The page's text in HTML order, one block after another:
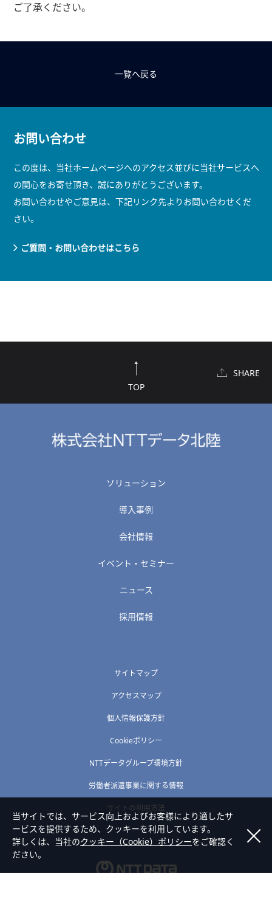
ご了承ください。
一覧へ戻る
お問い合わせ
この度は、当社ホームページへのアクセス並びに当社サービスへ
の関心をお寄せ頂き、誠にありがとうございます。
お問い合わせやご意見は、下記リンク先よりお問い合わせくだ
さい。
ご質問・お問い合わせはこちら
TOP
SHARE
ソリューション
導入事例
会社情報
イベント・セミナー
ニュース
採用情報
サイトマップ
アクセスマップ
個人情報保護方針
Cookieポリシー
NTTデータグループ環境方針
労働者派遣事業に関する情報
サイトの利用方法
当サイトでは、サービス向上およびお客様により適したサ
ービスを提供するため、クッキーを利用しています。
詳しくは、当社のクッキー（Cookie）ポリシーをご確認く
ださい。